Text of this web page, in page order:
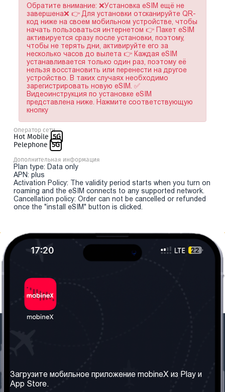
Обратите внимание: ❌Установка eSIM ещё не
завершена❌ 👉 Для установки отсканируйте QR-
код ниже на своем мобильном устройстве, чтобы
начать пользоваться интернетом 👉 Пакет eSIM
активируется сразу после установки, поэтому,
чтобы не терять дни, активируйте его за
несколько часов до вылета 👉 Каждая eSIM
устанавливается только один раз, поэтому её
нельзя восстановить или перенести на другое
устройство. В таких случаях необходимо
зарегистрировать новую eSIM. ✅
Видеоинструкция по установке eSIM
представлена ниже. Нажмите соответствующую
кнопку
Оператор сети
Hot Mobile 5G
Pelephone 5G
Дополнительная информация
Plan type: Data only
APN: plus
Activation Policy: The validity period starts when you turn on
roaming and the eSIM connects to any supported network.
Cancellation policy: Order can not be cancelled or refunded
once the "install eSIM" button is clicked.
Наши сервисы
Правила и Условия
Загрузите мобильное приложение mobineX из Play и
App Store.